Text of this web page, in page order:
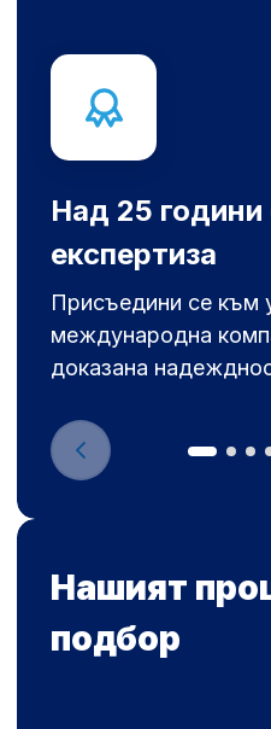
Над 25 години
експертиза
Присъедини се към
международна
доказана
Нашият
подбор